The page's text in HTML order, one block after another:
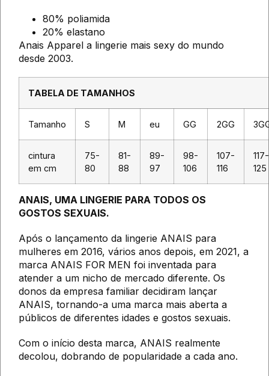
80% poliamida
20% elastano
Anais Apparel a lingerie mais sexy do mundo
desde 2003.
TABELA DE TAMANHOS
Tamanho S M eu GG 2GG
cintura
em cm
75-
80
81-
88
89-
97
98-
106
107-
116
117-
125
ANAIS, UMA LINGERIE PARA TODOS OS
GOSTOS SEXUAIS.
Após o lançamento da lingerie ANAIS para
mulheres em 2016, vários anos depois, em 2021, a
marca ANAIS FOR MEN foi inventada para
atender a um nicho de mercado diferente. Os
donos da empresa familiar decidiram lançar
ANAIS, tornando-a uma marca mais aberta a
públicos de diferentes idades e gostos sexuais.
Com o início desta marca, ANAIS realmente
decolou, dobrando de popularidade a cada ano.